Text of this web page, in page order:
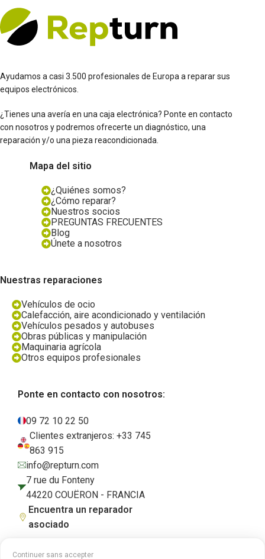
Ayudamos a casi 3.500 profesionales de Europa a reparar sus
equipos electrónicos.
¿Tienes una avería en una caja electrónica? Ponte en contacto
con nosotros y podremos ofrecerte un diagnóstico, una
reparación y/o una pieza reacondicionada.
Mapa del sitio
¿Quiénes somos?
¿Cómo reparar?
Nuestros socios
PREGUNTAS FRECUENTES
Blog
Únete a nosotros
Nuestras reparaciones
Vehículos de ocio
Calefacción, aire acondicionado y ventilación
Vehículos pesados y autobuses
Obras públicas y manipulación
Maquinaria agrícola
Otros equipos profesionales
Ponte en contacto con nosotros:
09 72 10 22 50
Clientes extranjeros: +33 745
863 915
info@repturn.com
7 rue du Fonteny
44220 COUËRON - FRANCIA
Encuentra un reparador
asociado
Continuer sans accepter